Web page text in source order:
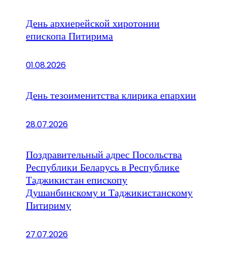
День архиерейской хиротонии
епископа Питирима
01.08.2026
День тезоименитства клирика епархии
28.07.2026
Поздравительный адрес Посольства
Республики Беларусь в Республике
Таджикистан епископу
Душанбинскому и Таджикистанскому
Питириму
27.07.2026